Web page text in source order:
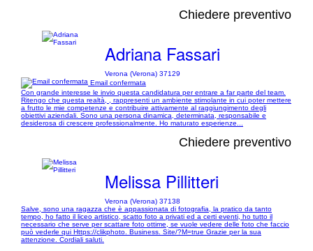
Chiedere preventivo
Adriana Fassari
Verona (Verona) 37129
Email confermata
Con grande interesse le invio questa candidatura per entrare a far parte del team.
Ritengo che questa realtà, , rappresenti un ambiente stimolante in cui poter mettere
a frutto le mie competenze e contribuire attivamente al raggiungimento degli
obiettivi aziendali. Sono una persona dinamica, determinata, responsabile e
desiderosa di crescere professionalmente. Ho maturato esperienze...
Chiedere preventivo
Melissa Pillitteri
Verona (Verona) 37138
Salve, sono una ragazza che è appassionata di fotografia, la pratico da tanto
tempo, ho fatto il liceo artistico, scatto foto a privati ed a certi eventi, ho tutto il
necessario che serve per scattare foto ottime, se vuole vedere delle foto che faccio
può vederle qui Https://clikphoto. Business. Site/?M=true Grazie per la sua
attenzione. Cordiali saluti.